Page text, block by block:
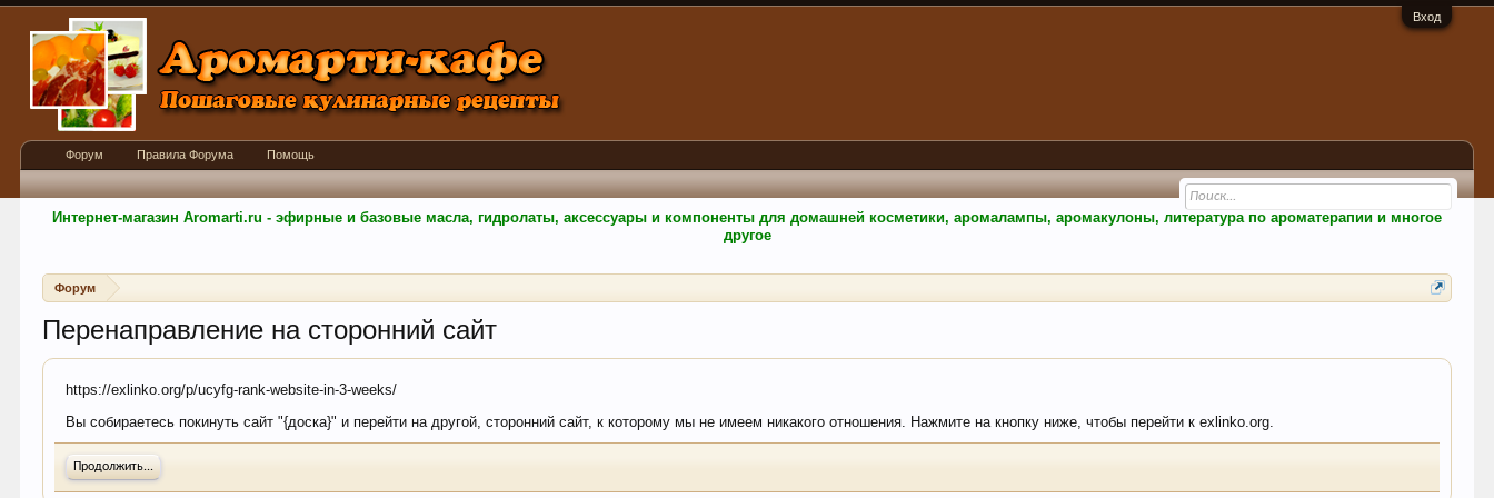
Вход
Интернет-магазин Aromarti.ru - эфирные и базовые масла, гидролаты, аксессуары и компоненты для домашней косметики, аромалампы, аромакулоны, литература по ароматерапии и многое
другое
Форум
Перенаправление на сторонний сайт
https://exlinko.org/p/ucyfg-rank-website-in-3-weeks/
Вы собираетесь покинуть сайт "{доска}" и перейти на другой, сторонний сайт, к которому мы не имеем никакого отношения. Нажмите на кнопку ниже, чтобы перейти к exlinko.org.
Продолжить...
Форум Правила Форума Помощь